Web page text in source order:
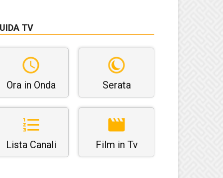
TV
Ora in Onda Serata
Lista Canali Film in Tv